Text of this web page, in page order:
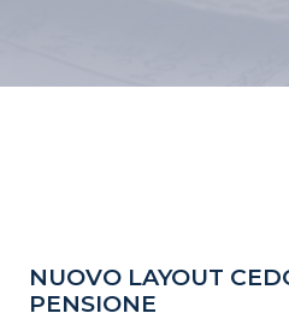
NUOVO LAYOUT
PENSIONE